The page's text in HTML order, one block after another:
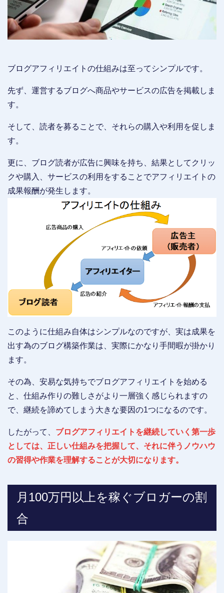
ブログアフィリエイトの仕組みは至ってシンプルです。
先ず、運営するブログへ商品やサービスの広告を掲載しま
す。
そして、読者を募ることで、それらの購入や利用を促しま
す。
更に、ブログ読者が広告に興味を持ち、結果としてクリッ
クや購入、サービスの利用をすることでアフィリエイトの
成果報酬が発生します。
このように仕組み自体はシンプルなのですが、実は成果を
出す為のブログ構築作業は、実際にかなり手間暇が掛かり
ます。
その為、安易な気持ちでブログアフィリエイトを始める
と、仕組み作りの難しさがより一層強く感じられますの
で、継続を諦めてしまう大きな要因の1つになるのです。
したがって、 ブログアフィリエイトを継続していく第一歩
としては、正しい仕組みを把握して、それに伴うノウハウ
の習得や作業を理解することが大切になります。
月100万円以上を稼ぐブロガーの割
合